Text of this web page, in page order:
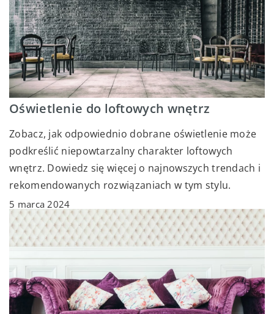
Oświetlenie do loftowych wnętrz
Zobacz, jak odpowiednio dobrane oświetlenie może
podkreślić niepowtarzalny charakter loftowych
wnętrz. Dowiedz się więcej o najnowszych trendach i
rekomendowanych rozwiązaniach w tym stylu.
5 marca 2024